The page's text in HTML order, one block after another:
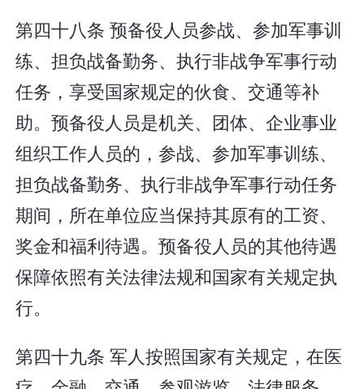
第四十八条 预备役人员参战、参加军事训
练、担负战备勤务、执行非战争军事行动
任务，享受国家规定的伙食、交通等补
助。预备役人员是机关、团体、企业事业
组织工作人员的，参战、参加军事训练、
担负战备勤务、执行非战争军事行动任务
期间，所在单位应当保持其原有的工资、
奖金和福利待遇。预备役人员的其他待遇
保障依照有关法律法规和国家有关规定执
行。
第四十九条 军人按照国家有关规定，在医